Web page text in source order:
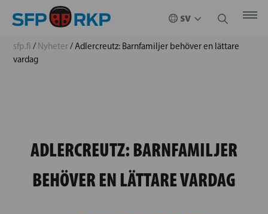
sfp.fi / Nyheter/Adlercreutz: Barnfamiljer behöver en lättare
vardag
ADLERCREUTZ: BARNFAMILJER
BEHÖVER EN LÄTTARE VARDAG